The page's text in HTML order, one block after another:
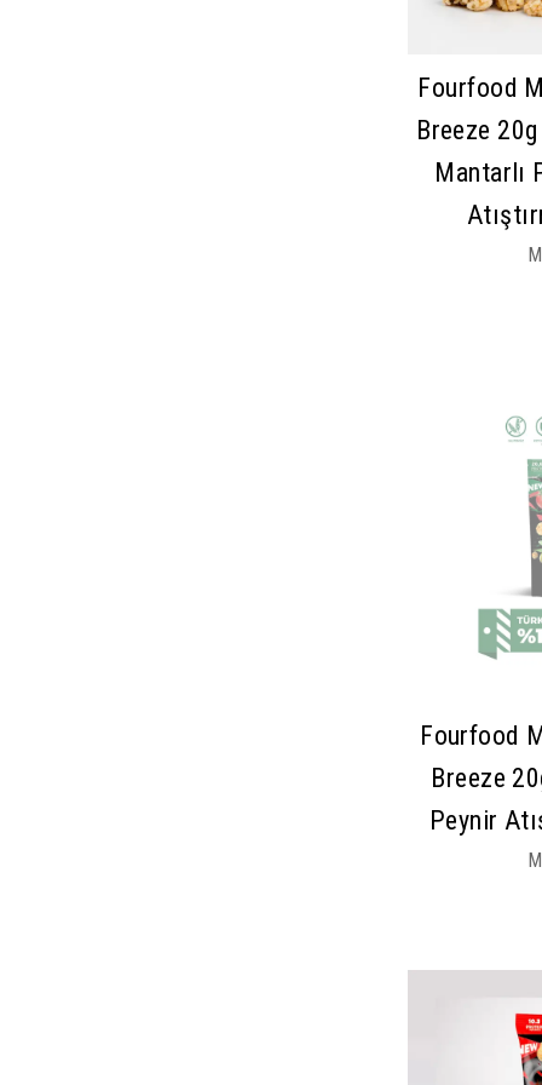
Fourfood
Breeze
Mantarlı
Fourfood
Breeze
Peynir